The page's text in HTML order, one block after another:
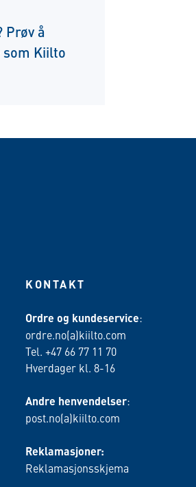
Prøv å
som Kiilto
KONTAKT
Ordre og kundeservice:
ordre.no(a)kiilto.com
Tel. +47 66 77 11 70
Hverdager kl. 8-16
Andre henvendelser:
post.no(a)kiilto.com
Reklamasjoner:
Reklamasjonsskjema